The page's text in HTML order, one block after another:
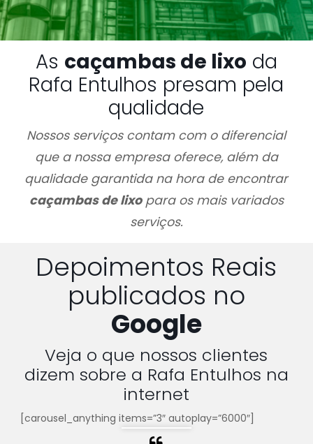
As caçambas de lixo da
Rafa Entulhos presam pela
qualidade
Nossos serviços contam com o diferencial
que a nossa empresa oferece, além da
qualidade garantida na hora de encontrar
caçambas de lixopara os mais variados
serviços.
Depoimentos Reais
publicados no
Google
Veja o que nossos clientes
dizem sobre a Rafa Entulhos na
internet
[carousel_anything items=”3″ autoplay=”6000″]